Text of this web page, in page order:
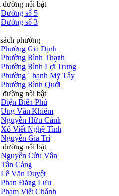
đường nổi bật
Đường số 5
Đường số 3
phường
Phường Gia Định
Phường Bình Thạnh
Phường Bình Lợi Trung
Phường Thạnh Mỹ Tây
Phường Bình Quới
đường nổi bật
Điện Biên Phủ
Ung Văn Khiêm
Nguyễn Hữu Cảnh
Xô Viết Nghệ Tĩnh
Nguyễn Gia Trí
đường nổi bật
Nguyễn Cửu Vân
Tân Cảng
Lê Văn Duyệt
Phan Đăng Lưu
Phạm Viết Chánh